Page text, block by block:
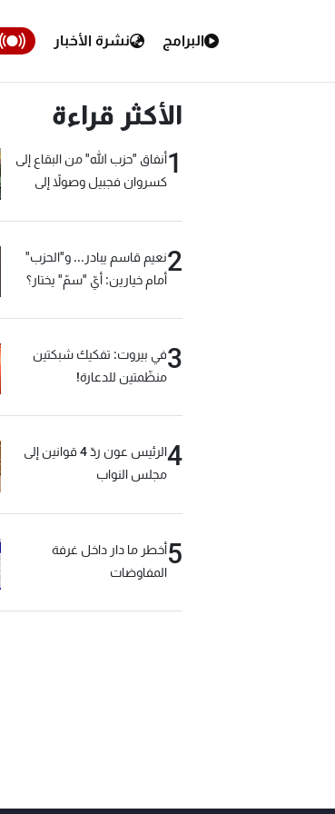
البرامج نشرة الأخبار
الأكثر قراءة
1أنفاق "حزب الله" من البقاع إلى
كسروان فجبيل وصولاً إلى
2نعيم قاسم يبادر... و"الحزب"
أمام خيارين: أيّ "سمّ" يختار؟
3في بيروت: تفكيك شبكتين
منظّمتين للدعارة!
4
الرئيس عون ردّ 4 قوانين إلى
مجلس النواب
5أخطر ما دار داخل غرفة
المفاوضات